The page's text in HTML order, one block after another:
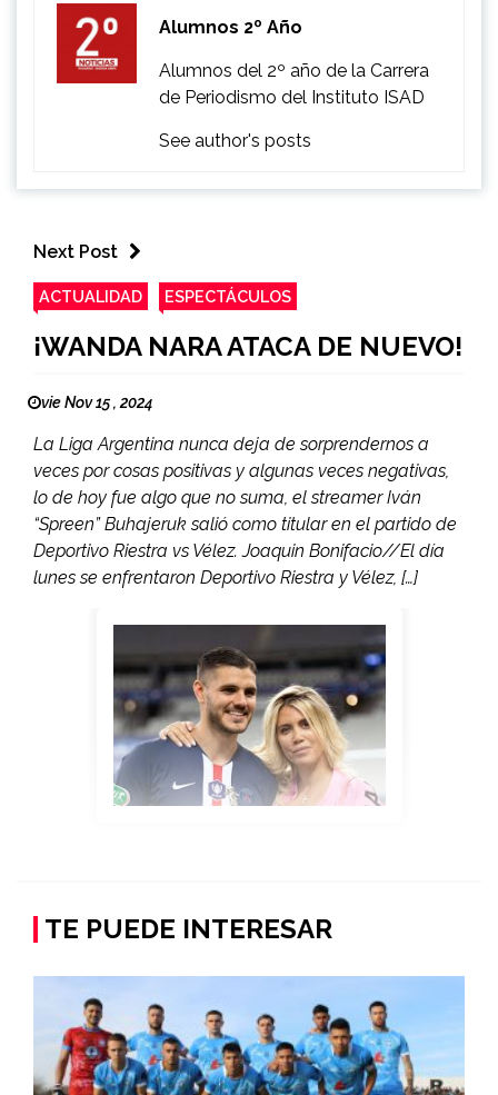
Alumnos 2º Año
Alumnos del 2º año de la Carrera
de Periodismo del Instituto ISAD
See author's posts
Next Post
ACTUALIDAD ESPECTÁCULOS
¡WANDA NARA ATACA DE NUEVO!
vie Nov 15 , 2024
La Liga Argentina nunca deja de sorprendernos a
veces por cosas positivas y algunas veces negativas,
lo de hoy fue algo que no suma, el streamer Iván
“Spreen” Buhajeruk salió como titular en el partido de
Deportivo Riestra vs Vélez. Joaquin Bonifacio//El día
lunes se enfrentaron Deportivo Riestra y Vélez, […]
TE PUEDE INTERESAR